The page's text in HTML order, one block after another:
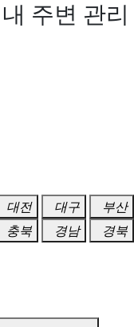
주변 관리
대전 대구
부산
충북 경남
경북